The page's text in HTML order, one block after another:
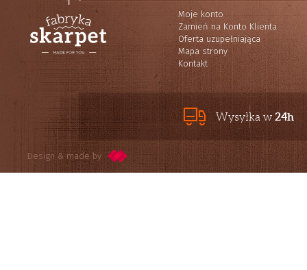
Moje konto
Zamień na Konto Klienta
Oferta uzupełniająca
Mapa strony
Kontakt
Wysyłka w 24h
Design & made by